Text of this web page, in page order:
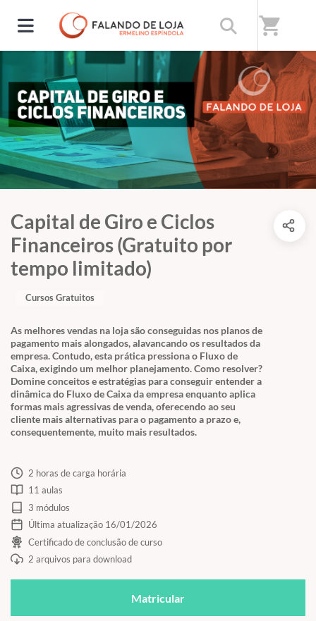
shopping_cart
Capital de Giro e Ciclos
Financeiros (Gratuito por
tempo limitado)
As melhores vendas na loja são conseguidas nos planos de
pagamento mais alongados, alavancando os resultados da
empresa. Contudo, esta prática pressiona o Fluxo de
Caixa, exigindo um melhor planejamento. Como resolver?
Domine conceitos e estratégias para conseguir entender a
dinâmica do Fluxo de Caixa da empresa enquanto aplica
formas mais agressivas de venda, oferecendo ao seu
cliente mais alternativas para o pagamento a prazo e,
consequentemente, muito mais resultados.
Cursos Gratuitos
2 horas de carga horária
11 aulas
3 módulos
Última atualização 16/01/2026
Certificado de conclusão de curso
2 arquivos para download
Matricular